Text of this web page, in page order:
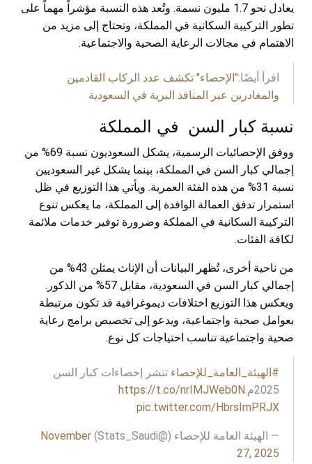
يعادل نحو 1.7 مليون نسمة. وتُعد هذه النسبة مؤشراً مهماً على
تطور التركيبة السكانية في المملكة، وتحتاج إلى مزيد من
الاهتمام في مجالات الرعاية الصحية والاجتماعية.
اقرأ أيضًا:"الإحصاء" تكشف عدد الركاب القادمين
والمغادرين عبر المنافذ البرية في السعودية
نسبة كبار السن في المملكة
ووفق الإحصائيات الرسمية، يشكل السعوديون نسبة 69% من
إجمالي كبار السن في المملكة، بينما يشكل غير السعوديين
نسبة 31% من هذه الفئة العمرية. ويأتي هذا التوزيع في ظل
استمرار تدفق العمالة الوافدة إلى المملكة، ما يعكس تنوع
التركيبة السكانية في المملكة وضرورة توفير خدمات ملائمة
لكافة الفئات.
من ناحية أخرى، تُظهر البيانات أن الإناث يمثلن 43% من
إجمالي كبار السن في السعودية، مقابل 57% من الذكور.
ويعكس هذا التوزيع اختلافات ديموغرافية قد تكون مرتبطة
بعوامل صحية واجتماعية، ويدعو إلى تخصيص برامج رعاية
صحية واجتماعية تناسب احتياجات كل نوع.
#الهيئة_العامة_للإحصاء تنشر إحصاءات كبار السن
2025م.
https://t.co/nrIMJWeb0N
pic.twitter.com/HbrsImPRJX
— الهيئة العامة للإحصاء (@Stats_Saudi)
November
27, 2025